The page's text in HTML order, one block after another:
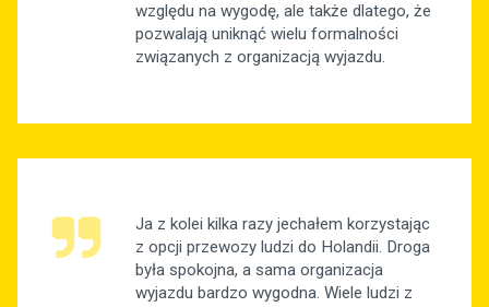
względu na wygodę, ale także dlatego, że
pozwalają uniknąć wielu formalności
związanych z organizacją wyjazdu.
Ja z kolei kilka razy jechałem korzystając
z opcji przewozy ludzi do Holandii. Droga
była spokojna, a sama organizacja
wyjazdu bardzo wygodna. Wiele ludzi z